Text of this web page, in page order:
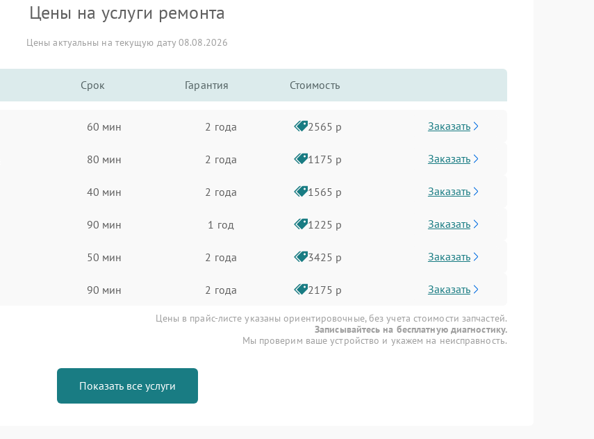
Цены на услуги ремонта
Цены актуальны на текущую дату 08.08.2026
Срок Гарантия Стоимость
60 мин 2 года 2565 р Заказать
80 мин 2 года 1175 р Заказать
40 мин 2 года 1565 р Заказать
90 мин 1 год 1225 р Заказать
50 мин 2 года 3425 р Заказать
90 мин 2 года 2175 р Заказать
Цены в прайс-листе указаны ориентировочные, без учета стоимости запчастей.
Записывайтесь на бесплатную диагностику.
Мы проверим ваше устройство и укажем на неисправность.
Показать все услуги